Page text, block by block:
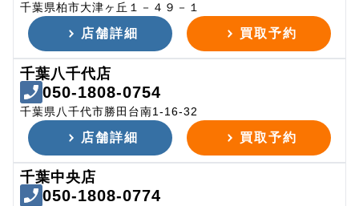
千葉県柏市大津ヶ丘１－４９－１
店舗詳細 買取予約
千葉八千代店
050-1808-0754
千葉県八千代市勝田台南1-16-32
店舗詳細 買取予約
千葉中央店
050-1808-0774